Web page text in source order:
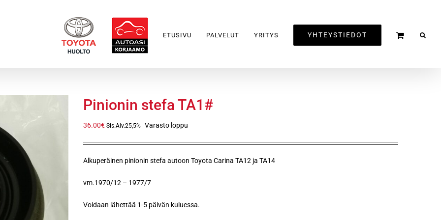
ETUSIVU PALVELUT YRITYS YHTEYSTIEDOT
Pinionin stefa TA1#
36.00€ Sis.Alv.25,5% Varasto loppu
Alkuperäinen pinionin stefa autoon Toyota Carina TA12 ja TA14
vm.1970/12 – 1977/7
Voidaan lähettää 1-5 päivän kuluessa.